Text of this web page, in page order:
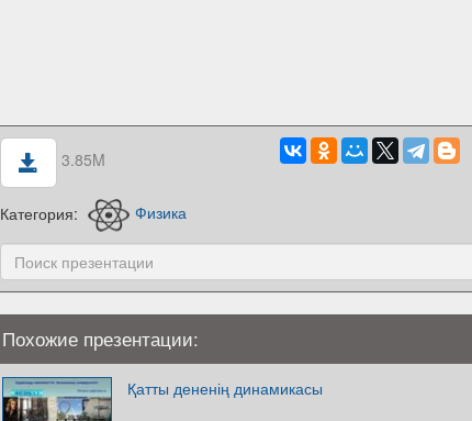
3.85M
Категория: Физика
Похожие презентации:
Қатты дененің динамикасы